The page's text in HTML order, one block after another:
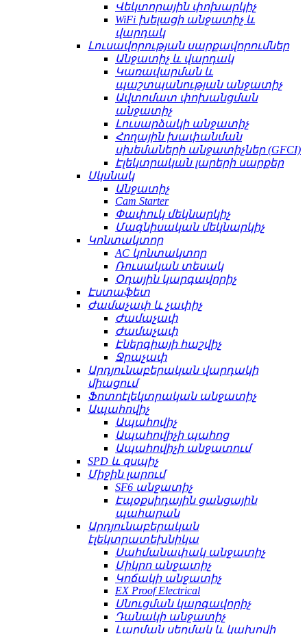
Վեկտորային փոխարկիչ
WiFi խելացի անջատիչ և
վարդակ
Լուսավորության սարքավորումներ
Անջատիչ և վարդակ
Կառավարման և
պաշտպանության անջատիչ
Ավտոմատ փոխանցման
անջատիչ
Լուսարձակի անջատիչ
Հողային խափանման
սխեմաների անջատիչներ (GFCI)
Էլեկտրական լարերի սարքեր
Սկսնակ
Անջատիչ
Cam Starter
Փափուկ մեկնարկիչ
Մագնիսական մեկնարկիչ
Կոնտակտոր
AC կոնտակտոր
Ռուսական տեսակ
Օդային կարգավորիչ
Էստաֆետ
Ժամաչափ և չափիչ
Ժամաչափ
Ժամաչափ
Էներգիայի հաշվիչ
Ջրաչափ
Արդյունաբերական վարդակի
միացում
Ֆոտոէլեկտրական անջատիչ
Ապահովիչ
Ապահովիչ
Ապահովիչի պահոց
Ապահովիչի անջատում
SPD և զսպիչ
Միջին լարում
SF6 անջատիչ
Էպօքսիդային ցանցային
պահարան
Արդյունաբերական
էլեկտրատեխնիկա
Սահմանափակ անջատիչ
Միկրո անջատիչ
Կոճակի անջատիչ
EX Proof Electrical
Սնուցման կարգավորիչ
Դանակի անջատիչ
Լարման սեղմակ և կախովի